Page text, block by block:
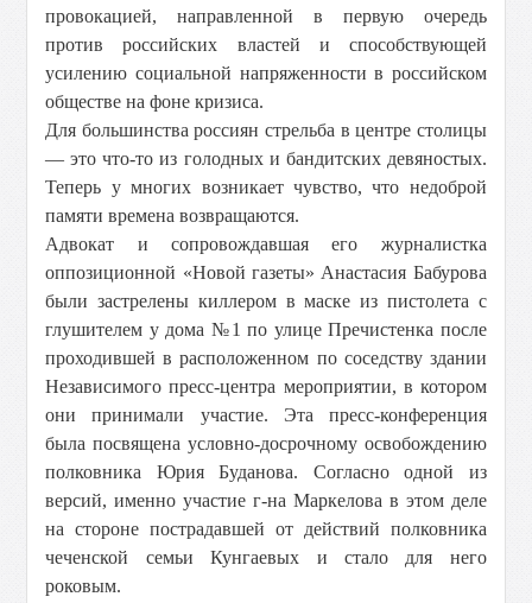
провокацией, направленной в первую очередь
против российских властей и способствующей
усилению социальной напряженности в российском
обществе на фоне кризиса.
Для большинства россиян стрельба в центре столицы
— это что-то из голодных и бандитских девяностых.
Теперь у многих возникает чувство, что недоброй
памяти времена возвращаются.
Адвокат и сопровождавшая его журналистка
оппозиционной «Новой газеты» Анастасия Бабурова
были застрелены киллером в маске из пистолета с
глушителем у дома №1 по улице Пречистенка после
проходившей в расположенном по соседству здании
Независимого пресс-центра мероприятии, в котором
они принимали участие. Эта пресс-конференция
была посвящена условно-досрочному освобождению
полковника Юрия Буданова. Согласно одной из
версий, именно участие г-на Маркелова в этом деле
на стороне пострадавшей от действий полковника
чеченской семьи Кунгаевых и стало для него
роковым.